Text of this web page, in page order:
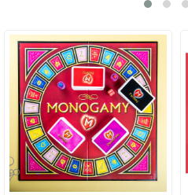
acest joc vă va ajuta să vă
parte și pregătește-te să
neuitat alături de persoana
pentru a sărbători Ziua
aduce un strop de
specială. Achiziționează
partenerul cu un cadou care
vă va face să râdeți și să